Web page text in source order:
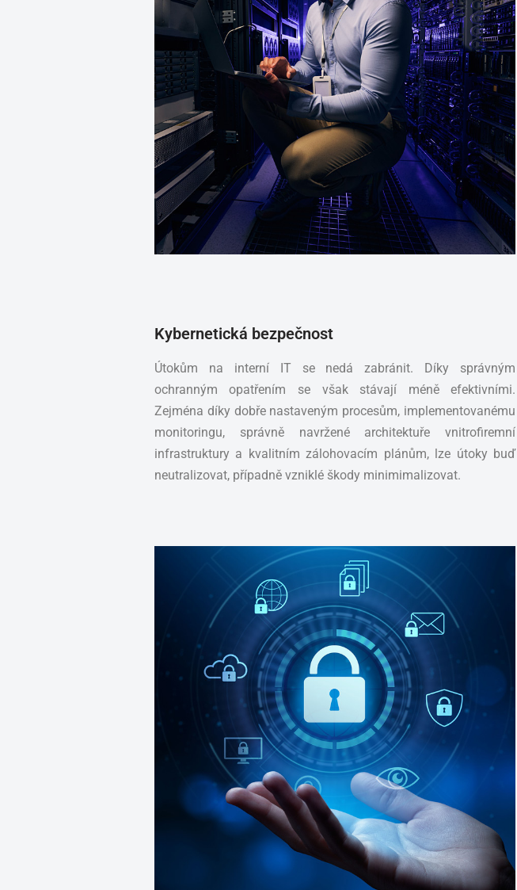
Kybernetická bezpečnost
Útokům na interní IT se nedá zabránit. Díky správným
ochranným opatřením se však stávají méně efektivními.
Zejména díky dobře nastaveným procesům, implementovanému
monitoringu, správně navržené architektuře vnitrofiremní
infrastruktury a kvalitním zálohovacím plánům, lze útoky buď
neutralizovat, případně vzniklé škody minimimalizovat.